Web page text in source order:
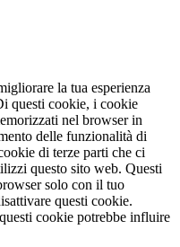
la tua esperienza
questi cookie, i cookie
nel browser in
delle funzionalità di
di terze parti che ci
questo sito web. Questi
solo con il tuo
questi cookie.
cookie potrebbe influire